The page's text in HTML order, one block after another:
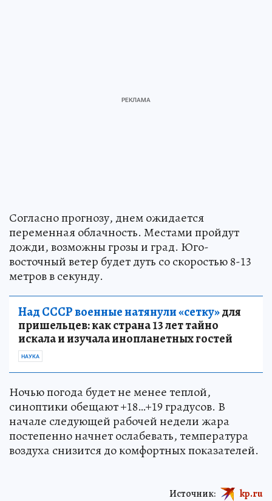
Согласно прогнозу, днем ожидается
переменная облачность. Местами пройдут
дожди, возможны грозы и град. Юго-
восточный ветер будет дуть со скоростью 8-13
метров в секунду.
Над СССР военные натянули «сетку»для
пришельцев: как страна 13 лет тайно
искала и изучала инопланетных гостей
НАУКА
Ночью погода будет не менее теплой,
синоптики обещают +18…+19 градусов. В
начале следующей рабочей недели жара
постепенно начнет ослабевать, температура
воздуха снизится до комфортных показателей.
Источник: kp.ru